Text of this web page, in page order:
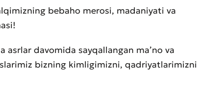
bebaho merosi, madaniyati va
asrlar davomida sayqallangan maʼno va
bizning kimligimizni, qadriyatlarimizni